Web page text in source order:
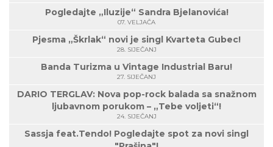
Pogledajte „Iluzije“ Sandra Bjelanovića!
07. VELJAČA
Pjesma „Škrlak“ novi je singl Kvarteta Gubec!
28. SIJEČANJ
Banda Turizma u Vintage Industrial Baru!
27. SIJEČANJ
DARIO TERGLAV: Nova pop-rock balada sa snažnom
ljubavnom porukom – „Tebe voljeti“!
24. SIJEČANJ
Sassja feat.Tendo! Pogledajte spot za novi singl